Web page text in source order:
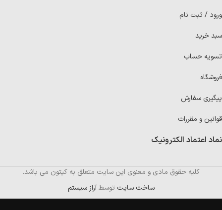
ورود / ثبت نام
سبد خرید
تسویه حساب
فروشگاه
پیگیری سفارش
قوانین و مقررات
نماد اعتماد الکترونیک
کلیه حقوق مادی و معنوی این سایت متعلق به کیتون می باشد.
ساخت سایت توسطآراز سیستم